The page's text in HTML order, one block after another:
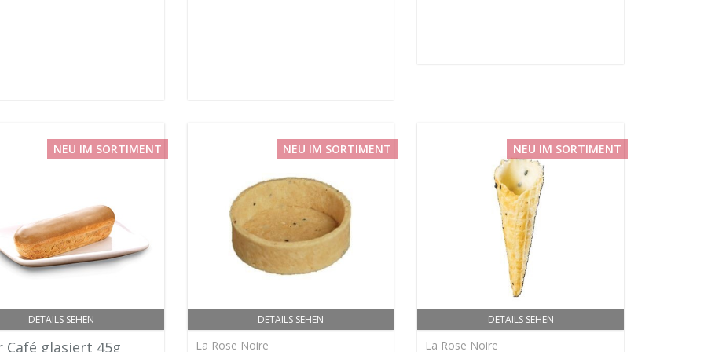
DETAILS SEHEN
NEU IM SORTIMENT
Café glasiert 45g
DETAILS SEHEN
NEU IM SORTIMENT
La Rose Noire
DETAILS SEHEN
NEU IM SORTIMENT
La Rose Noire